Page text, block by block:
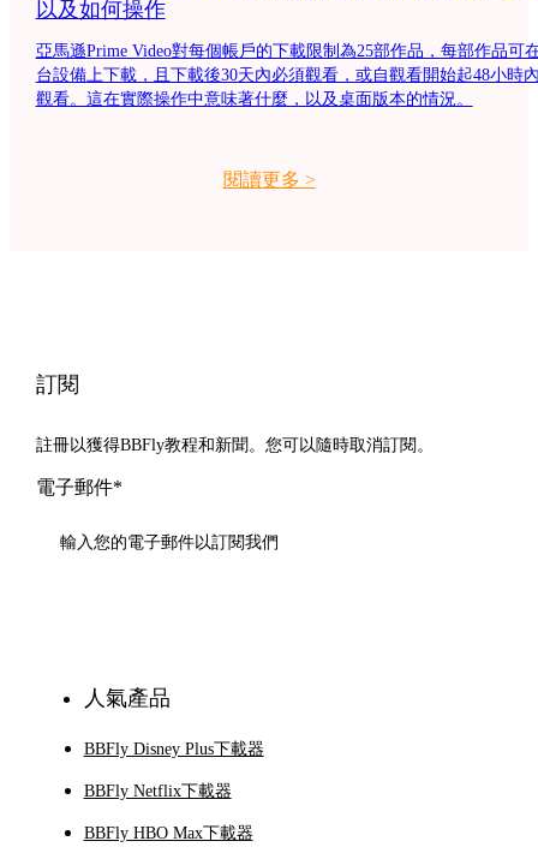
以及如何操作
亞馬遜Prime Video對每個帳戶的下載限制為25部作品，每部作品可
台設備上下載，且下載後30天內必須觀看，或自觀看開始起48小時
觀看。這在實際操作中意味著什麼，以及桌面版本的情況。
閱讀更多 >
訂閱
註冊以獲得BBFly教程和新聞。您可以隨時取消訂閱。
電子郵件*
人氣產品
BBFly Disney Plus下載器
BBFly Netflix下載器
BBFly HBO Max下載器